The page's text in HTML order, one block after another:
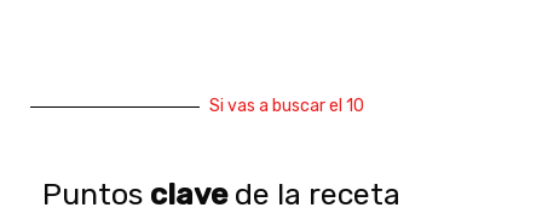
Si vas a buscar el 10
Puntos clavede la receta